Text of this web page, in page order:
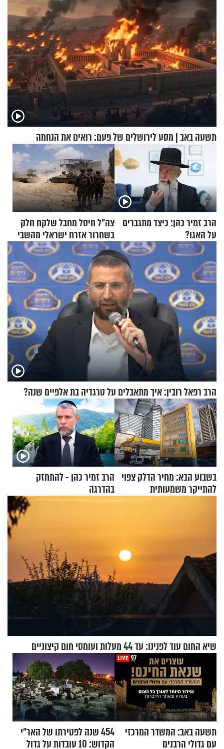
תשעה באב | מסע לירושלים של פעם: רואים את הנחמה
הרב זמיר כהן: כיצד מתגברים
על האגו?
צה"ל חיסל מחבל שלקח חלק
בשחרור אזרח ישראלי מהשבי
הרב רפאל רובין: איך מתאבלים על טרגדיה בת אלפיים שנה?
בשבוע הבא: מחיר הדלק צפוי
להתייקר משמעותית
הרב זמיר כהן - להתחזק
בהדרגה
שיא החום עוד לפנינו: עד 44 מעלות ועומסי חום קיצוניים
תשעה באב: המשדר המרכזי
עם גדולי הרבנים
454 שנה לפטירתו של האר"י
הקדוש: 10 עובדות על גדול